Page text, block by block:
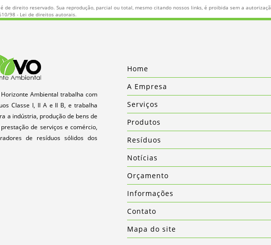
de direito reservado. Sua reprodução, parcial ou total, mesmo citando nossos links, é proibida sem a
98 - Lei de direitos autorais.
Ambiental trabalha com
Classe I, II A e II B, e trabalha
a indústria, produção de bens de
de serviços e comércio,
de resíduos sólidos dos
Home
A Empresa
Serviços
Produtos
Resíduos
Notícias
Orçamento
Informações
Contato
Mapa do site